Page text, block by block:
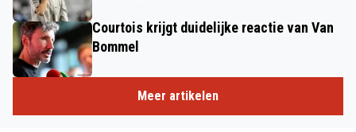
Courtois krijgt duidelijke reactie van Van
Bommel
Meer artikelen